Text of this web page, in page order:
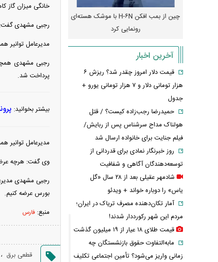
خانگی میزان گاز
رجبی مشهدی گفت: سال قبل ناترازی صنعت
مدیرعامل توانیر همچنین گفت: از ۱۰ هزار مگاوات نیروگاه صنعتی که در
پرداخت شد.
بیشتر بخوانید:
مدیرعامل توانیر همچنین گفت از ابتدای
وی گفت: هرچه
بورس عرضه کنیم.
منبع: فارس
قطعی برق ،
چین از بمب افکن H-۶N با موشک هسته‌ای
رونمایی کرد
کدامیک
آخرین اخبار
قیمت دلار امروز چقدر شد؟ ریزش ۶
هزار تومانی دلار و ۷ هزار تومانی یورو +
جدول
حمیدرضا رجب‌زاده کیست؟ / قتل
هولناک مداح سرشناس پس از ربایش/
فیلم جنایت برای خانواده ارسال شد
روز خبرنگار نمادی برای قدردانی از
توسعه‌دهندگان آگاهی و شفافیت
شادمهر عقیلی بعد از ۲۸ سال «گل
یاس» را دوباره خواند + ویدئو
آمار تکان‌دهنده مصرف تریاک در ایران؛
مردم این شهر رکورددار شدند!
قیمت طلای ۱۸ عیار از ۱۹ میلیون گذشت
مابه‌التفاوت حقوق بازنشستگان چه
زمانی واریز می‌شود؟ تأمین اجتماعی تکلیف